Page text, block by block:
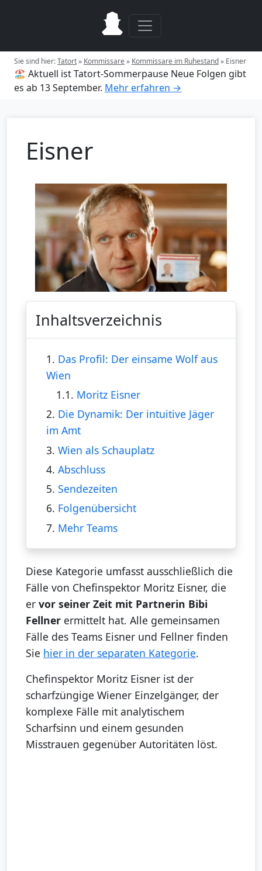
Sie sind hier:Tatort» Kommissare» Kommissare im Ruhestand» Eisner
🏖️ Aktuell ist Tatort-Sommerpause Neue Folgen gibt
es ab 13 September. Mehr erfahren →
Eisner
Inhaltsverzeichnis
1. Das Profil: Der einsame Wolf aus
Wien
1.1. Moritz Eisner
2. Die Dynamik: Der intuitive Jäger
im Amt
3. Wien als Schauplatz
4. Abschluss
5. Sendezeiten
6. Folgenübersicht
7. Mehr Teams
Diese Kategorie umfasst ausschließlich die
Fälle von Chefinspektor Moritz Eisner, die
er vor seiner Zeit mit Partnerin Bibi
Fellner ermittelt hat. Alle gemeinsamen
Fälle des Teams Eisner und Fellner finden
Sie hier in der separaten Kategorie.
Chefinspektor Moritz Eisner ist der
scharfzüngige Wiener Einzelgänger, der
komplexe Fälle mit analytischem
Scharfsinn und einem gesunden
Misstrauen gegenüber Autoritäten löst.